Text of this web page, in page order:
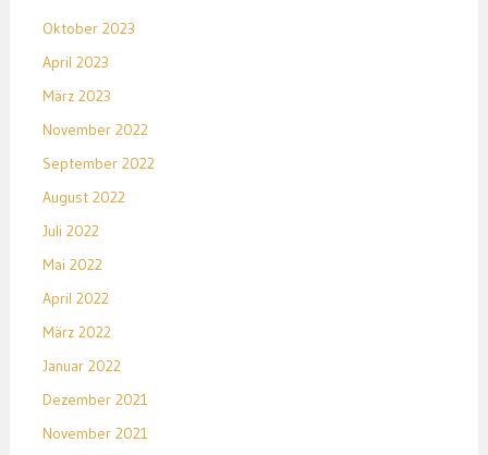
Oktober 2023
April 2023
März 2023
November 2022
September 2022
August 2022
Juli 2022
Mai 2022
April 2022
März 2022
Januar 2022
Dezember 2021
November 2021